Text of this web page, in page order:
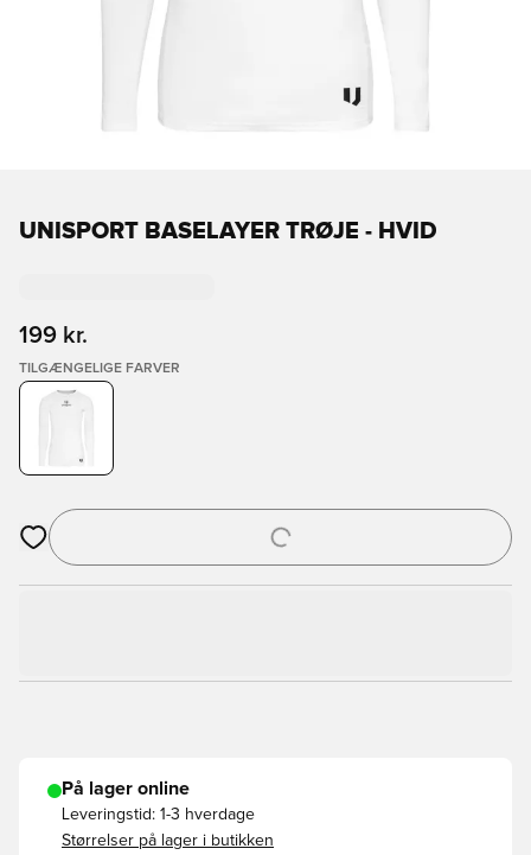
UNISPORT BASELAYER TRØJE - HVID
199 kr.
TILGÆNGELIGE FARVER
Åbner en Modal til at logge ind eller tilmelde dig som medlem
På lager online
Leveringstid: 1-3 hverdage
Størrelser på lager i butikken